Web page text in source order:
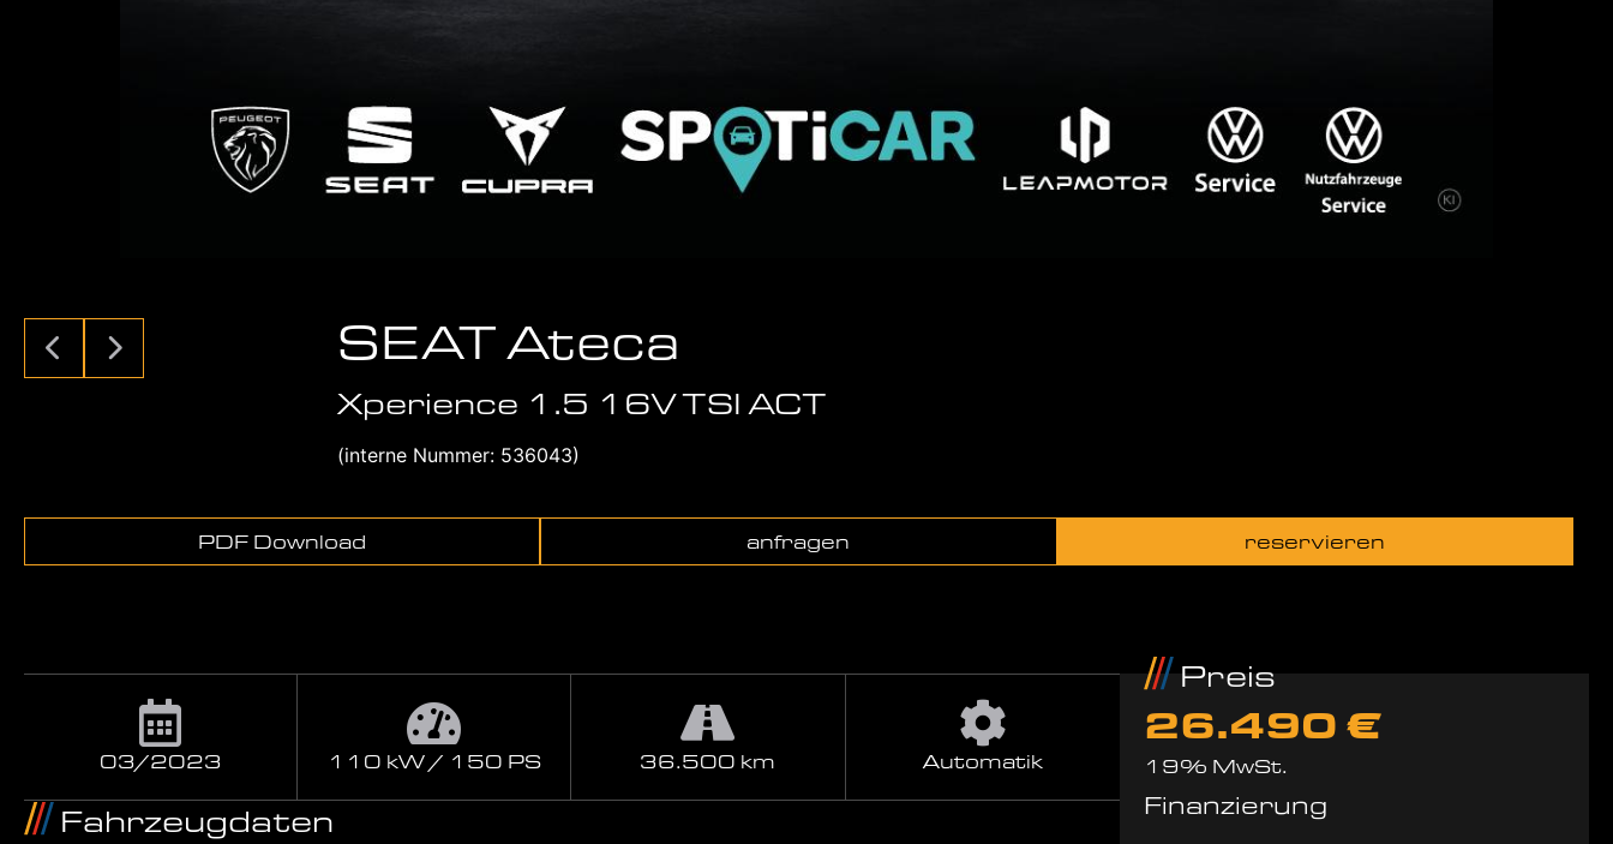
SEAT Ateca
Xperience 1.5 16V TSI ACT
(interne Nummer: 536043)
PDF Download anfragen reservieren
03/2023 110 kW / 150 PS 36.500 km Automatik
Fahrzeugdaten
Preis
26.490 €
19% MwSt.
Finanzierung